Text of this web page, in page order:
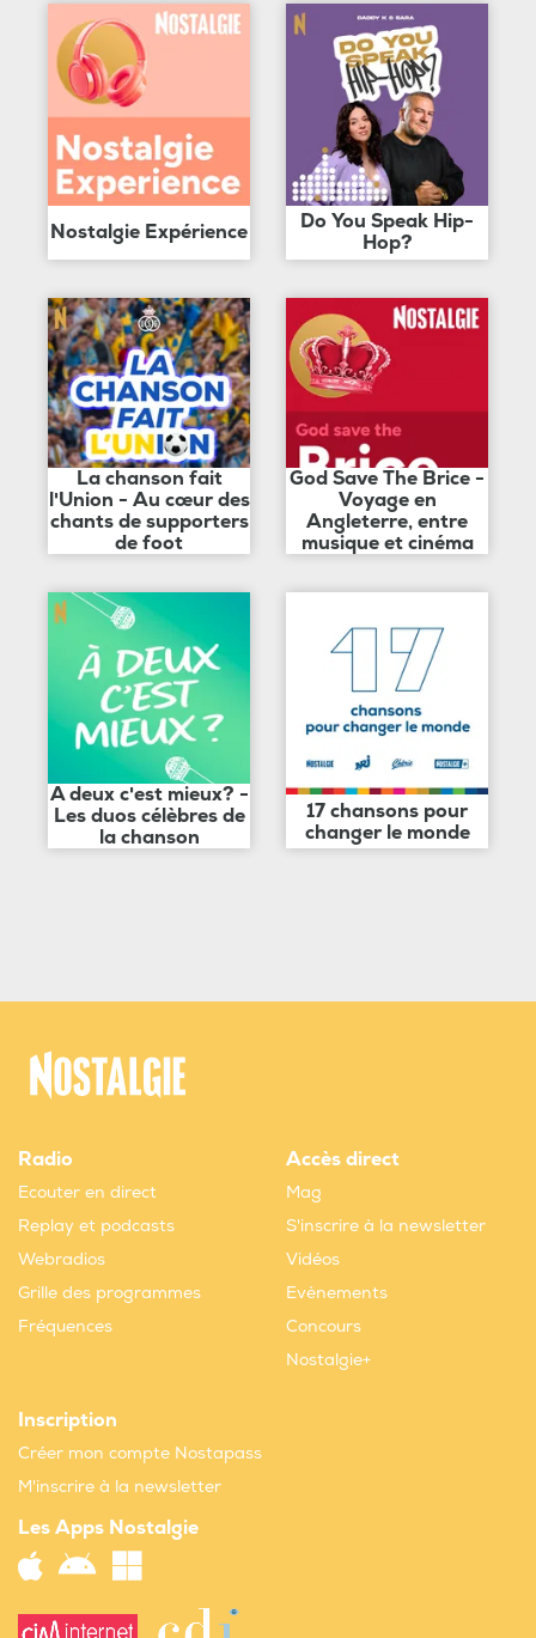
Nostalgie Expérience
Do You Speak Hip-
Hop?
La chanson fait
l'Union - Au cœur des
chants de supporters
de foot
God Save The Brice -
Voyage en
Angleterre, entre
musique et cinéma
A deux c'est mieux? -
Les duos célèbres de
la chanson
17 chansons pour
changer le monde
Radio
Ecouter en direct
Replay et podcasts
Webradios
Grille des programmes
Fréquences
Accès direct
Mag
S'inscrire à la newsletter
Vidéos
Evènements
Concours
Nostalgie+
Inscription
Créer mon compte Nostapass
M'inscrire à la newsletter
Les Apps Nostalgie